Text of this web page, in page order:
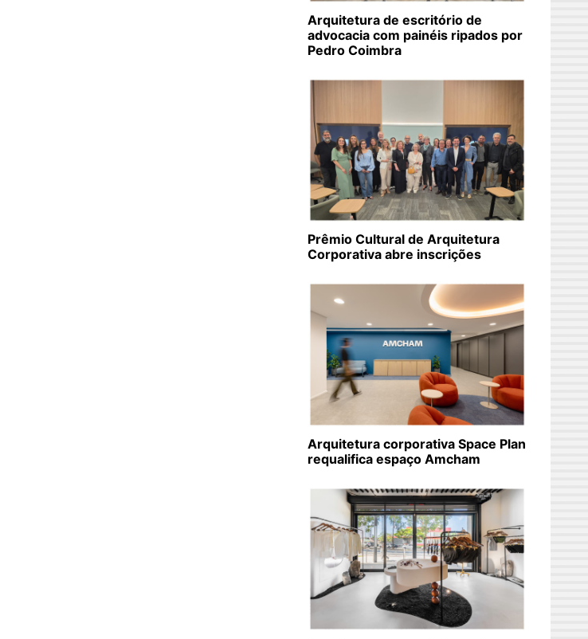
Arquitetura de escritório de
advocacia com painéis ripados por
Pedro Coimbra
Prêmio Cultural de Arquitetura
Corporativa abre inscrições
Arquitetura corporativa Space Plan
requalifica espaço Amcham